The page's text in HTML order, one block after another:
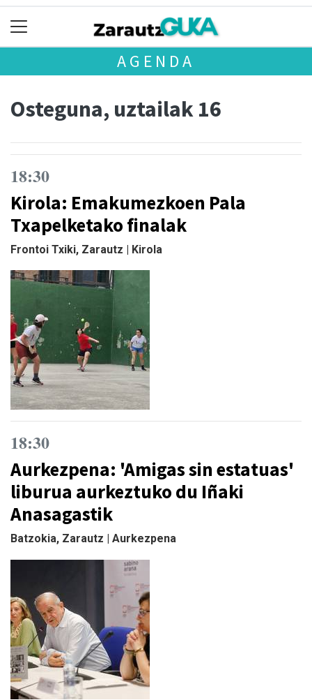
AGENDA
Osteguna, uztailak 16
18:30
Kirola: Emakumezkoen Pala
Txapelketako finalak
Frontoi Txiki, Zarautz | Kirola
18:30
Aurkezpena: 'Amigas sin estatuas'
liburua aurkeztuko du Iñaki
Anasagastik
Batzokia, Zarautz | Aurkezpena